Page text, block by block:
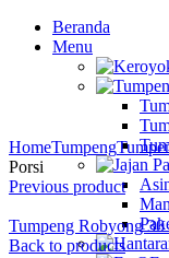
Beranda
Menu
HomeTumpeng
Porsi
Previous product
Tumpeng Robyong 30
Back to products